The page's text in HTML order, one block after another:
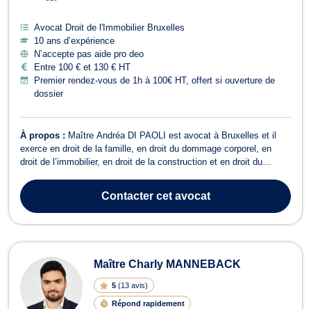
Avocat Droit de l'Immobilier Bruxelles
10 ans d’expérience
N’accepte pas aide pro deo
Entre 100 € et 130 € HT
Premier rendez-vous de 1h à 100€ HT, offert si ouverture de
dossier
À propos : Maître Andréa DI PAOLI est avocat à Bruxelles et il
exerce en droit de la famille, en droit du dommage corporel, en
droit de l’immobilier, en droit de la construction et en droit du
charge les affaires de mariage, de cohabitation légale, de divorce
et de sép...
Contactercet avocat
Maître Charly MANNEBACK
5 (13 avis)
Répond rapidement